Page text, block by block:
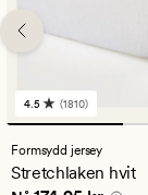
1810
anmeldelser
med
en
gjennomsnittlig
4.5 (1810)
Formsydd jersey
Stretchlaken hvit